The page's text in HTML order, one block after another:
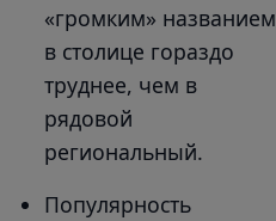
«громким»‎ названием
в столице гораздо
труднее, чем в
рядовой
региональный.
Популярность